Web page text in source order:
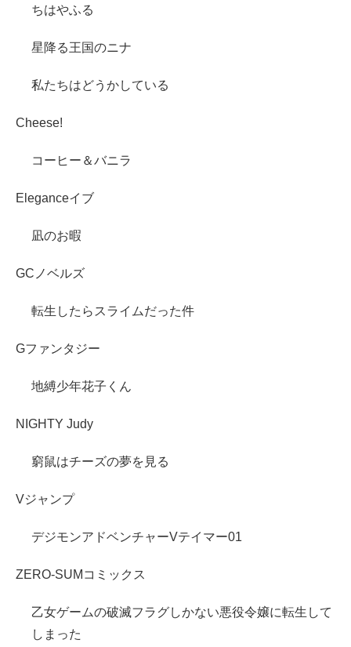
ちはやふる
星降る王国のニナ
私たちはどうかしている
Cheese!
コーヒー＆バニラ
Eleganceイブ
凪のお暇
GCノベルズ
転生したらスライムだった件
Gファンタジー
地縛少年花子くん
NIGHTY Judy
窮鼠はチーズの夢を見る
Vジャンプ
デジモンアドベンチャーVテイマー01
ZERO-SUMコミックス
乙女ゲームの破滅フラグしかない悪役令嬢に転生して
しまった